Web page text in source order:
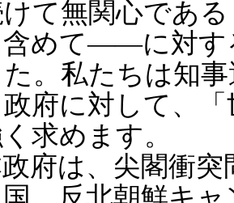
て無関心であ
めて――に対す
。私たちは知
府に対して、
求めます。
府は、尖閣衝突
、反北朝鮮キ